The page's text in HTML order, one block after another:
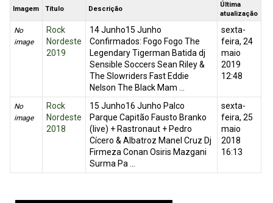
Imagem Título Descrição
Última
atualização
No
image
Rock
Nordeste
2019
14 Junho15 Junho
Confirmados: Fogo Fogo The
Legendary Tigerman Batida dj
Sensible Soccers Sean Riley &
The Slowriders Fast Eddie
Nelson The Black Mam ...
sexta-
feira, 24
maio
2019
12:48
No
image
Rock
Nordeste
2018
15 Junho16 Junho Palco
Parque Capitão Fausto Branko
(live) + Rastronaut + Pedro
Cícero & Albatroz Manel Cruz Dj
Firmeza Conan Osiris Mazgani
Surma Pa ...
sexta-
feira, 25
maio
2018
16:13